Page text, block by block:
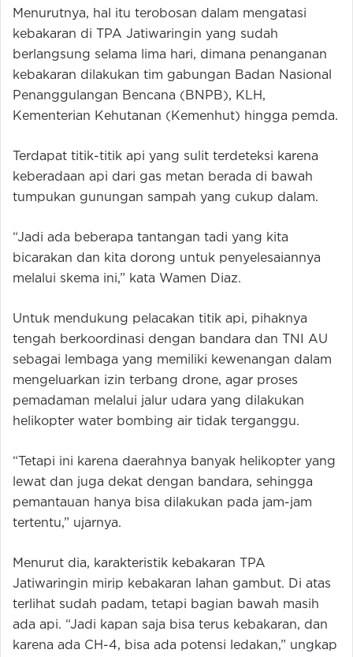
Menurutnya, hal itu terobosan dalam mengatasi
kebakaran di TPA Jatiwaringin yang sudah
berlangsung selama lima hari, dimana penanganan
kebakaran dilakukan tim gabungan Badan Nasional
Penanggulangan Bencana (BNPB), KLH,
Kementerian Kehutanan (Kemenhut) hingga pemda.
Terdapat titik-titik api yang sulit terdeteksi karena
keberadaan api dari gas metan berada di bawah
tumpukan gunungan sampah yang cukup dalam.
“Jadi ada beberapa tantangan tadi yang kita
bicarakan dan kita dorong untuk penyelesaiannya
melalui skema ini,” kata Wamen Diaz.
Untuk mendukung pelacakan titik api, pihaknya
tengah berkoordinasi dengan bandara dan TNI AU
sebagai lembaga yang memiliki kewenangan dalam
mengeluarkan izin terbang drone, agar proses
pemadaman melalui jalur udara yang dilakukan
helikopter water bombing air tidak terganggu.
“Tetapi ini karena daerahnya banyak helikopter yang
lewat dan juga dekat dengan bandara, sehingga
pemantauan hanya bisa dilakukan pada jam-jam
tertentu,” ujarnya.
Menurut dia, karakteristik kebakaran TPA
Jatiwaringin mirip kebakaran lahan gambut. Di atas
terlihat sudah padam, tetapi bagian bawah masih
ada api. “Jadi kapan saja bisa terus kebakaran, dan
karena ada CH-4, bisa ada potensi ledakan,” ungkap